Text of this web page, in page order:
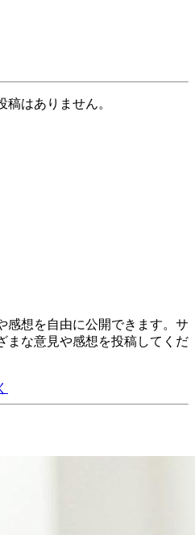
稿はありません。
感想を自由に公開できます。サ
まな意見や感想を投稿してくだ